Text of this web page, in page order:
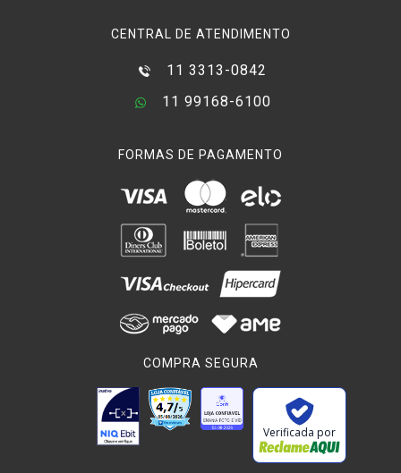
CENTRAL DE ATENDIMENTO
11 3313-0842
11 99168-6100
FORMAS DE PAGAMENTO
COMPRA SEGURA
Verificada por